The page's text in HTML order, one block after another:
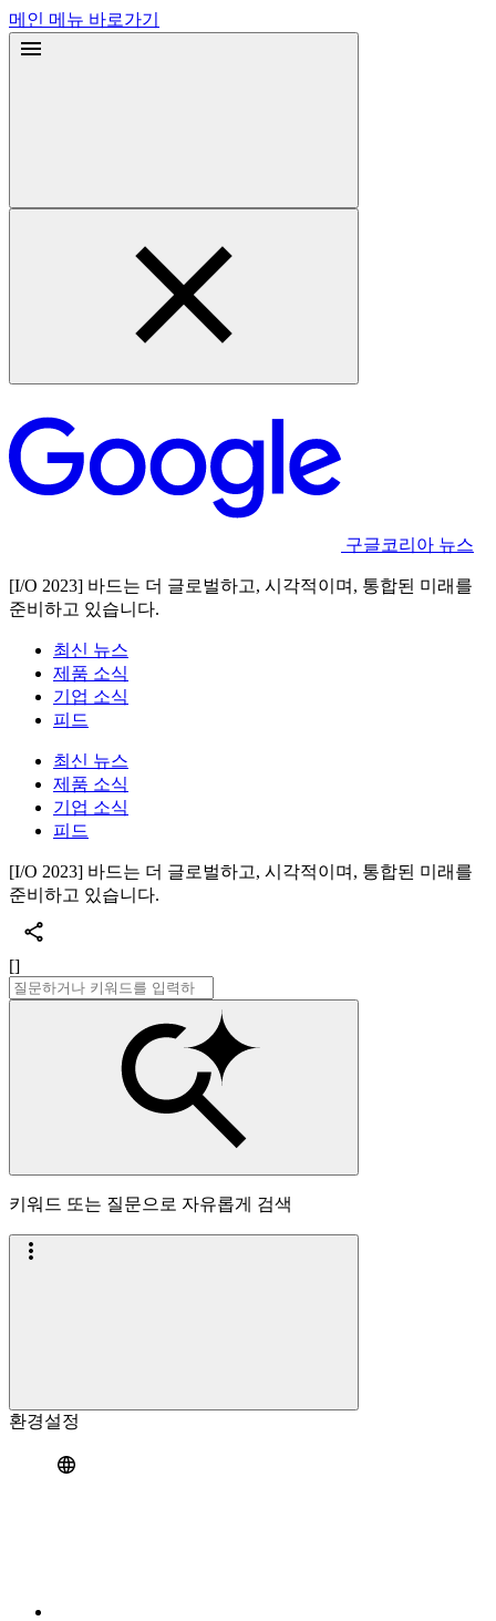
메인 메뉴 바로가기
구글코리아 뉴스
[I/O 2023] 바드는 더 글로벌하고, 시각적이며, 통합된 미래를
준비하고 있습니다.
최신 뉴스
제품 소식
기업 소식
피드
최신 뉴스
제품 소식
기업 소식
피드
[I/O 2023] 바드는 더 글로벌하고, 시각적이며, 통합된 미래를
준비하고 있습니다.
[]
키워드 또는 질문으로 자유롭게 검색
환경설정